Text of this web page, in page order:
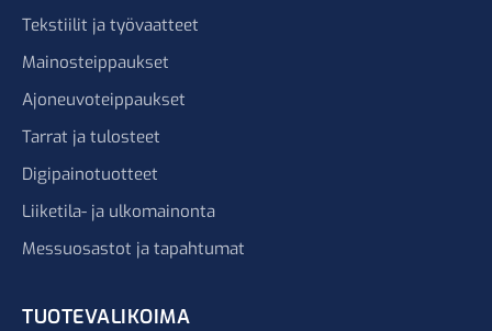
Tekstiilit ja työvaatteet
Mainosteippaukset
Ajoneuvoteippaukset
Tarrat ja tulosteet
Digipainotuotteet
Liiketila- ja ulkomainonta
Messuosastot ja tapahtumat
TUOTEVALIKOIMA